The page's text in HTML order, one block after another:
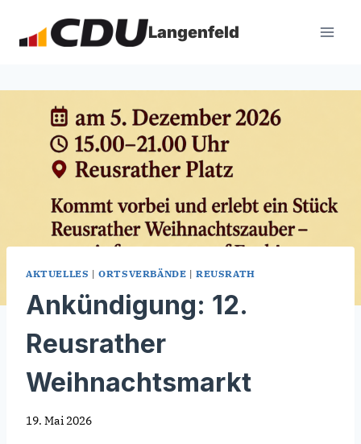
Inhalt
Langenfeld
AKTUELLES |ORTSVERBÄNDE |REUSRATH
Ankündigung: 12.
Reusrather
Weihnachtsmarkt
19. Mai 2026